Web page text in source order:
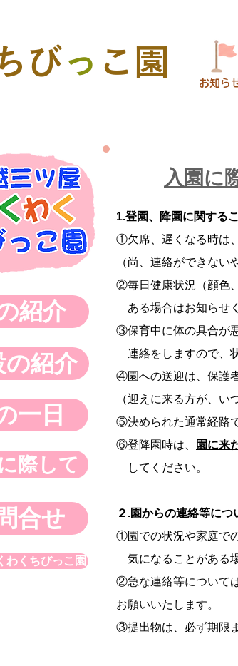
びっ こ園
お知ら
紹介
の紹介
一日
際して
合せ
わくちびっこ園
入園に
1.登園、降園に関する
①欠席、遅くなる時は、
（尚、連絡ができない
②毎日健康状況（顔色
ある場合はお知らせ
③保育中に体の具合が
連絡をしますので、
④園への送迎は、保護
（迎えに来る方が、い
⑤決められた通常経路
⑥登降園時は、
園に来
してください。
２.園からの連絡等につ
①園での状況や家庭で
気になることがある
②急な連絡等について
お願いいたします。
③提出物は、必ず期限